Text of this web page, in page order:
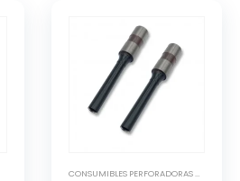
CONSUMIBLES PERFORADORAS DE PAPEL